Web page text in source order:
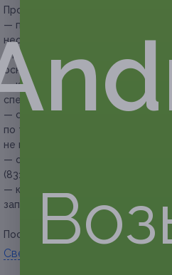
Прочие условия:
— по купонам оказывает услуги
необходимо записываться к
в противном случае будет
основаниях, согласно прайс-
— купон не распространяется на
спецпредложения барбершопа;
— скидка предоставляется
по телефону, через другие
не предоставляется;
— обязательна предварительная
(831) 213-56-56, +7 (963) 230-56-56;
— клиент обязан сообщить об
записи не менее чем за 12 часов.
Посмотреть группу « ВКонтакте
Свернуть